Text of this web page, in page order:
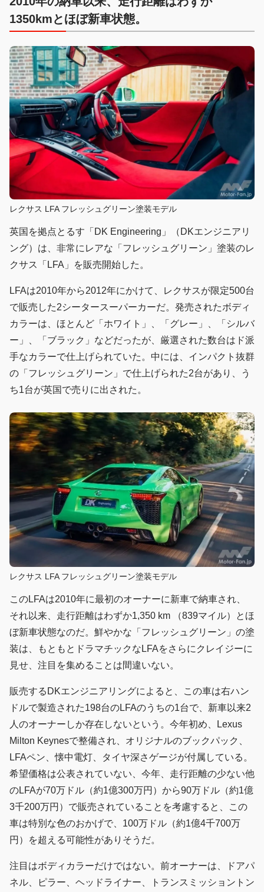
1350kmとほぼ新車状態。
レクサス LFA フレッシュグリーン塗装モデル
英国を拠点とるす「DK Engineering」（DKエンジニアリ
ング）は、非常にレアな「フレッシュグリーン」塗装のレ
クサス「LFA」を販売開始した。
LFAは2010年から2012年にかけて、レクサスが限定500台
で販売した2シータースーパーカーだ。発売されたボディ
カラーは、ほとんど「ホワイト」、「グレー」、「シルバ
ー」、「ブラック」などだったが、厳選された数台はド派
手なカラーで仕上げられていた。中には、インパクト抜群
の「フレッシュグリーン」で仕上げられた2台があり、う
ち1台が英国で売りに出された。
レクサス LFA フレッシュグリーン塗装モデル
このLFAは2010年に最初のオーナーに新車で納車され、
それ以来、走行距離はわずか1,350 km （839マイル）とほ
ぼ新車状態なのだ。鮮やかな「フレッシュグリーン」の塗
装は、もともとドラマチックなLFAをさらにクレイジーに
見せ、注目を集めることは間違いない。
販売するDKエンジニアリングによると、この車は右ハン
ドルで製造された198台のLFAのうちの1台で、新車以来2
人のオーナーしか存在しないという。今年初め、Lexus
Milton Keynesで整備され、オリジナルのブックパック、
LFAペン、懐中電灯、タイヤ深さゲージが付属している。
希望価格は公表されていない、今年、走行距離の少ない他
のLFAが70万ドル（約1億300万円）から90万ドル（約1億
3千200万円）で販売されていることを考慮すると、この
車は特別な色のおかげで、100万ドル（約1億4千700万
円）を超える可能性がありそうだ。
注目はボディカラーだけではない。前オーナーは、ドアパ
ネル、ピラー、ヘッドライナー、トランスミッショントン